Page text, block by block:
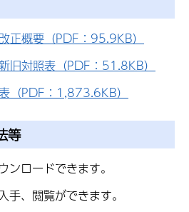
正概要（PDF：95.9KB）
旧対照表（PDF：51.8KB）
（PDF：1,873.6KB）
等
ンロードできます。
手、閲覧ができます。